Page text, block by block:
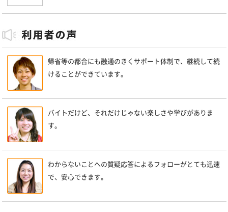
帰省等の都合にも融通のきくサポート体制で、継続して続
けることができています。
バイトだけど、それだけじゃない楽しさや学びがありま
す。
わからないことへの質疑応答によるフォローがとても迅速
で、安心できます。